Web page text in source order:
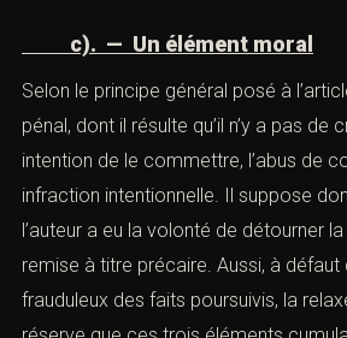
matérielou moral, et seulement
constatationdu détournement.
c). — Un élément moral
Selon le principe général posé à l
pénal, dont il résulte qu’il n’y a pas de
délitsans intention de le commettre,
est une infraction intentionnelle. Il